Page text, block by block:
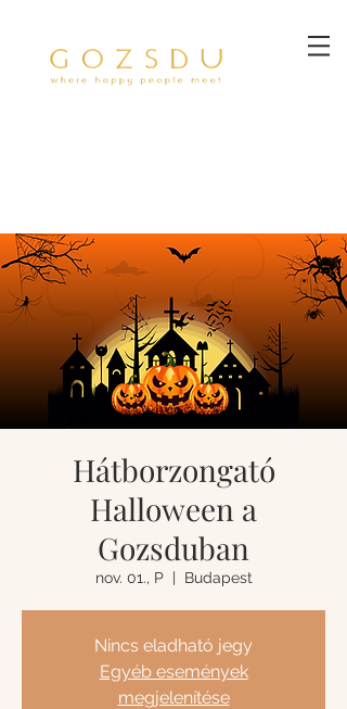
Hátborzongató
Halloween a
Gozsduban
nov. 01., P
  |
Budapest
Nincs eladható jegy
Egyéb események
megjelenítése